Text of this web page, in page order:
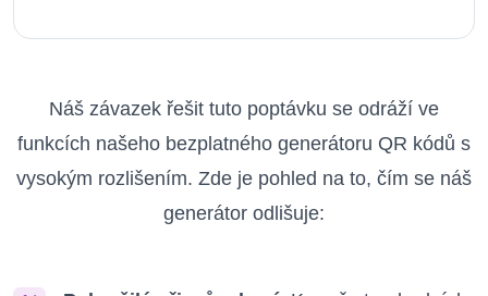
Náš závazek řešit tuto poptávku se odráží ve
funkcích našeho bezplatného generátoru QR kódů s
vysokým rozlišením. Zde je pohled na to, čím se náš
generátor odlišuje: